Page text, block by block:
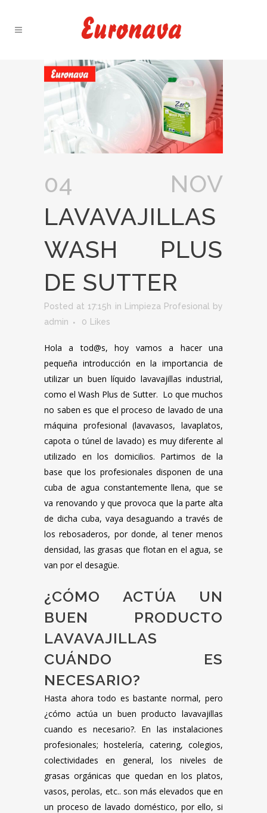
04 NOV
LAVAVAJILLAS
WASH PLUS
DE SUTTER
Posted at 17:15h in Limpieza Profesional
by
admin
0 Likes
Hola a tod@s, hoy vamos a hacer una
pequeña introducción en la importancia de
utilizar un buen líquido lavavajillas industrial,
como el Wash Plus de Sutter. Lo que muchos
no saben es que el proceso de lavado de una
máquina profesional (lavavasos, lavaplatos,
capota o túnel de lavado) es muy diferente al
utilizado en los domicilios. Partimos de la
base que los profesionales disponen de una
cuba de agua constantemente llena, que se
va renovando y que provoca que la parte alta
de dicha cuba, vaya desaguando a través de
los rebosaderos, por donde, al tener menos
densidad, las grasas que flotan en el agua, se
van por el desagüe.
¿CÓMO ACTÚA UN
BUEN PRODUCTO
LAVAVAJILLAS
CUÁNDO ES
NECESARIO?
Hasta ahora todo es bastante normal, pero
¿cómo actúa un buen producto lavavajillas
cuando es necesario?. En las instalaciones
profesionales; hostelería, catering, colegios,
colectividades en general, los niveles de
grasas orgánicas que quedan en los platos,
vasos, perolas, etc.. son más elevados que en
un proceso de lavado doméstico, por ello, si